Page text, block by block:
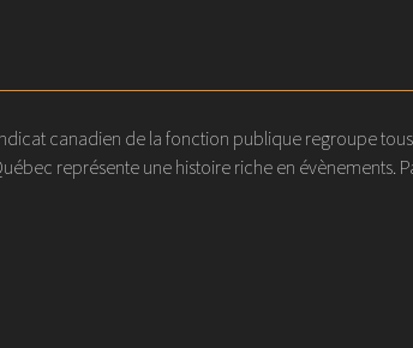
canadien de la fonction publique regroupe
représente une histoire riche en évènements.